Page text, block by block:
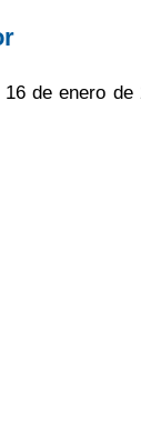
de enero de